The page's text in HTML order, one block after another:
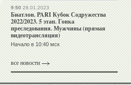
9:5028.01.2023
Биатлон. PARI Кубок Содружества
2022/2023. 5 этап. Гонка
преследования. Мужчины (прямая
видеотрансляция)
Начало в 10:40 мск
все новости